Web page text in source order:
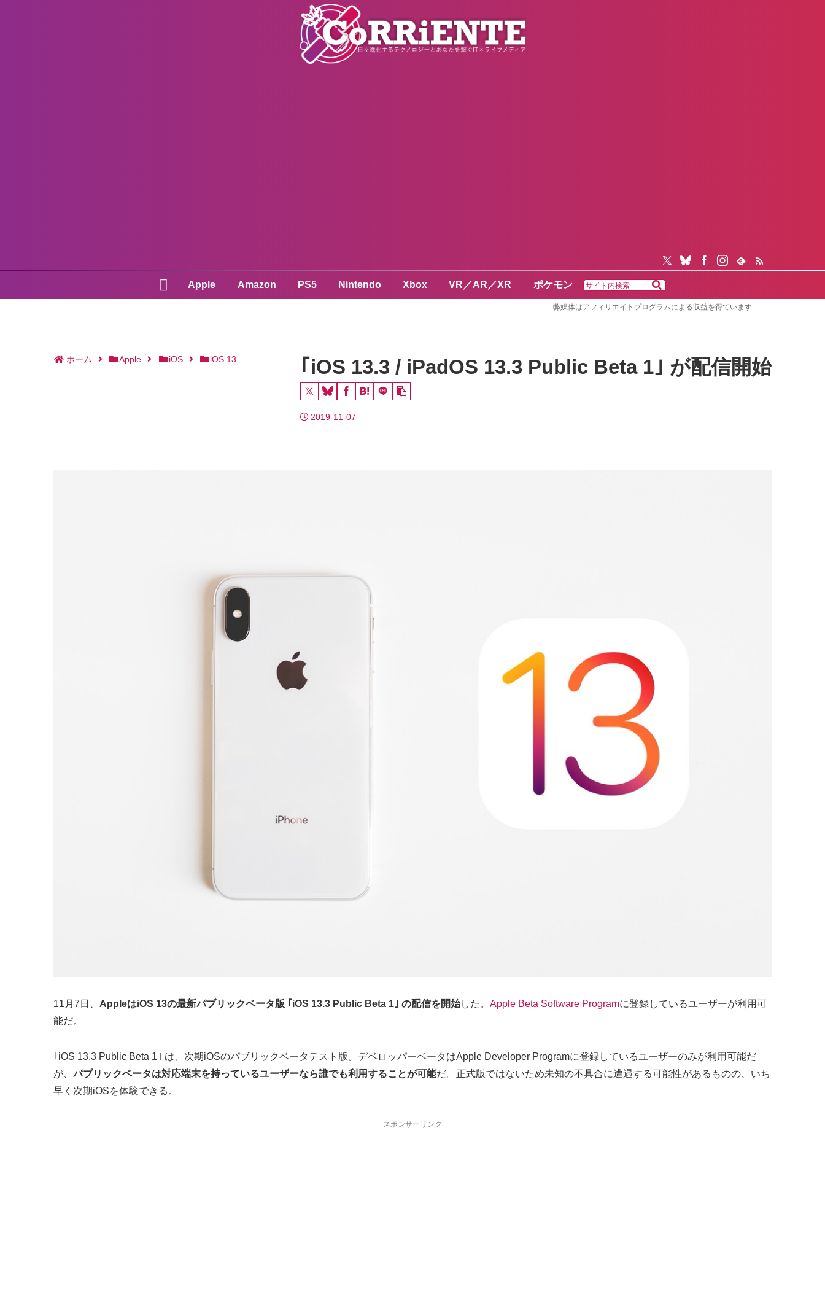
Apple Amazon PS5 Nintendo Xbox VR／AR／XR ポケモン
弊媒体はアフィリエイトプログラムによる収益を得ています
ホーム Apple iOS iOS 13 ｢iOS 13.3 / iPadOS 13.3 Public Beta 1｣ が配信開始
2019-11-07
11月7日、 AppleはiOS 13の最新パブリックベータ版 ｢iOS 13.3 Public Beta 1｣ の配信を開始した。 Apple Beta Software Programに登録しているユーザーが利用可
能だ。
｢iOS 13.3 Public Beta 1｣ は、次期iOSのパブリックベータテスト版。デベロッパーベータはApple Developer Programに登録しているユーザーのみが利用可能だ
が、パブリックベータは対応端末を持っているユーザーなら誰でも利用することが可能だ。正式版ではないため未知の不具合に遭遇する可能性があるものの、いち
早く次期iOSを体験できる。
スポンサーリンク